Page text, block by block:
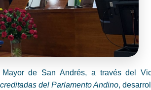
Mayor de San Andrés, a través del
del Parlamento Andino,